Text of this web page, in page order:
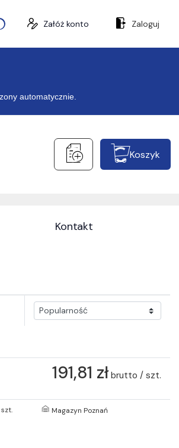
Załóż konto Zaloguj
automatycznie.
Koszyk
Kontakt
191,81 zł brutto / szt.
Magazyn Poznań